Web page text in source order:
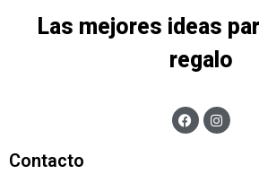
Las mejores ideas
regalo
Contacto